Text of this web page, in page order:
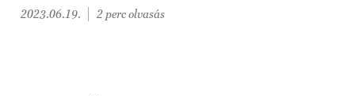
2023.06.19. 2 perc olvasás